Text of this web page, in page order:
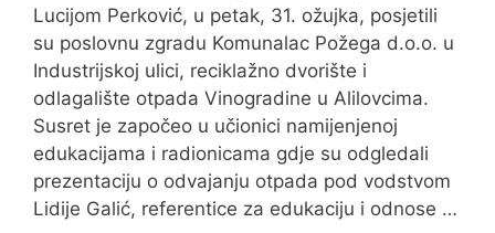
Lucijom Perković, u petak, 31. ožujka, posjetili
su poslovnu zgradu Komunalac Požega d.o.o. u
Industrijskoj ulici, reciklažno dvorište i
odlagalište otpada Vinogradine u Alilovcima.
Susret je započeo u učionici namijenjenoj
edukacijama i radionicama gdje su odgledali
prezentaciju o odvajanju otpada pod vodstvom
Lidije Galić, referentice za edukaciju i odnose …